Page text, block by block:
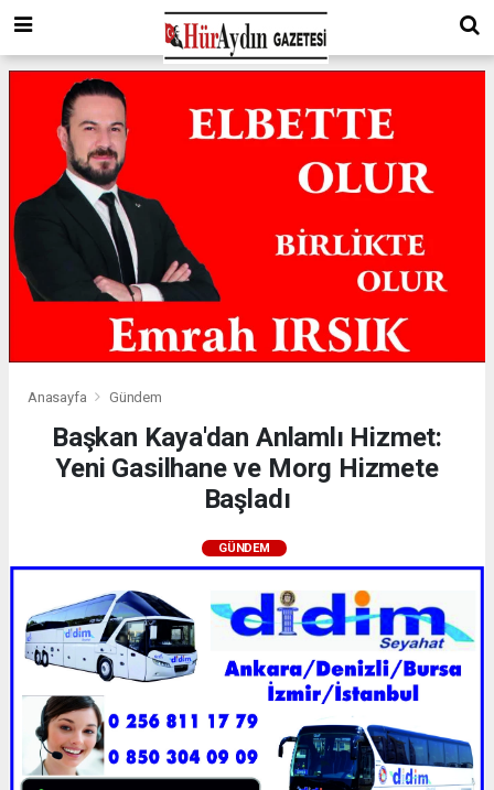
Anasayfa Gündem
Başkan Kaya'dan Anlamlı Hizmet:
Yeni Gasilhane ve Morg Hizmete
Başladı
GÜNDEM